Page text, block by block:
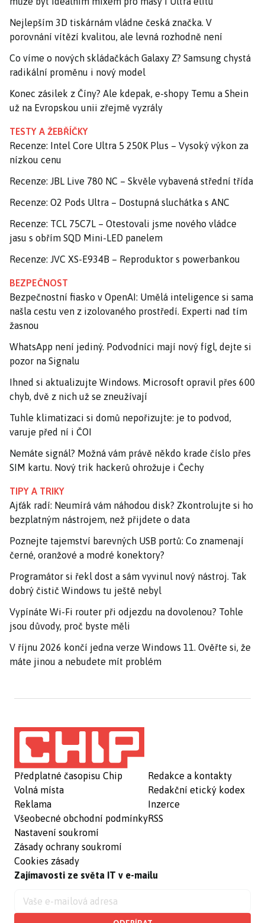
Nejlepším 3D tiskárnám vládne česká značka. V
porovnání vítězí kvalitou, ale levná rozhodně není
Co víme o nových skládačkách Galaxy Z? Samsung chystá
radikální proměnu i nový model
Konec zásilek z Číny? Ale kdepak, e-shopy Temu a Shein
už na Evropskou unii zřejmě vyzrály
TESTY A ŽEBŘÍČKY
Recenze: Intel Core Ultra 5 250K Plus – Vysoký výkon za
nízkou cenu
Recenze: JBL Live 780 NC – Skvěle vybavená střední třída
Recenze: O2 Pods Ultra – Dostupná sluchátka s ANC
Recenze: TCL 75C7L – Otestovali jsme nového vládce
jasu s obřím SQD Mini-LED panelem
Recenze: JVC XS-E934B – Reproduktor s powerbankou
BEZPEČNOST
Bezpečnostní fiasko v OpenAI: Umělá inteligence si sama
našla cestu ven z izolovaného prostředí. Experti nad tím
žasnou
WhatsApp není jediný. Podvodníci mají nový fígl, dejte si
pozor na Signalu
Ihned si aktualizujte Windows. Microsoft opravil přes 600
chyb, dvě z nich už se zneužívají
Tuhle klimatizaci si domů nepořizujte: je to podvod,
varuje před ní i ČOI
Nemáte signál? Možná vám právě někdo krade číslo přes
SIM kartu. Nový trik hackerů ohrožuje i Čechy
TIPY A TRIKY
Ajťák radí: Neumírá vám náhodou disk? Zkontrolujte si ho
bezplatným nástrojem, než přijdete o data
Poznejte tajemství barevných USB portů: Co znamenají
černé, oranžové a modré konektory?
Programátor si řekl dost a sám vyvinul nový nástroj. Tak
dobrý čistič Windows tu ještě nebyl
Vypínáte Wi-Fi router při odjezdu na dovolenou? Tohle
jsou důvody, proč byste měli
V říjnu 2026 končí jedna verze Windows 11. Ověřte si, že
máte jinou a nebudete mít problém
Předplatné časopisu Chip
Volná místa
Reklama
Všeobecné obchodní podmínky
Nastavení soukromí
Zásady ochrany soukromí
Cookies zásady
Redakce a kontakty
Redakční etický kodex
Inzerce
RSS
Zajímavosti ze světa IT v e-mailu